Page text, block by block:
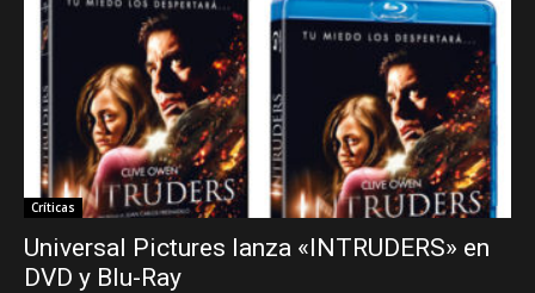
Críticas
Universal Pictures lanza «INTRUDERS» en
DVD y Blu-Ray